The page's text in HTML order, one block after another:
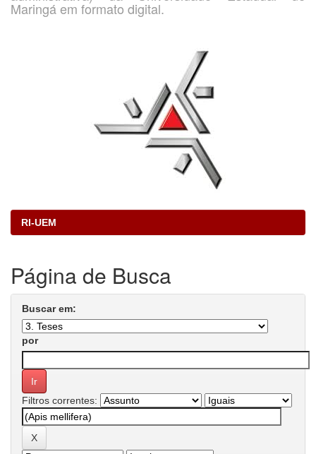
Maringá em formato digital.
RI-UEM
Página de Busca
Buscar em:
por
Filtros correntes: